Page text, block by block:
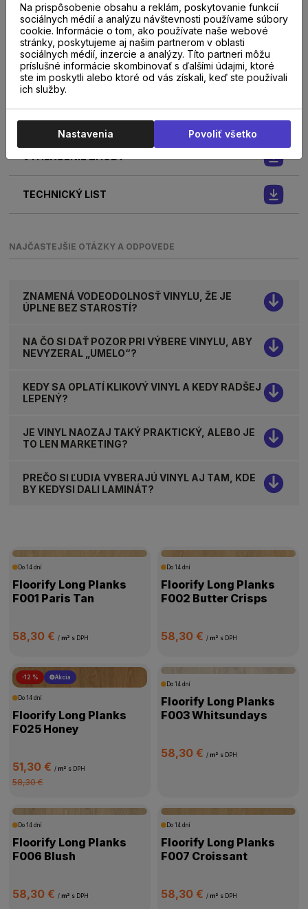
NA STIAHNUTIE
NÁVOD NA POKLÁDKU
ÚDRŽBA PODLÁH
VYHLÁSENIE ZHODY
TECHNICKÝ LIST
NAJČASTEJŠIE OTÁZKY A ODPOVEDE
ZNAMENÁ VODEODOLNOSŤ VINYLU, ŽE JE
ÚPLNE BEZ STAROSTÍ?
NA ČO SI DAŤ POZOR PRI VÝBERE VINYLU, ABY
NEVYZERAL „UMELO“?
KEDY SA OPLATÍ KLIKOVÝ VINYL A KEDY RADŠEJ
LEPENÝ?
JE VINYL NAOZAJ TAKÝ PRAKTICKÝ, ALEBO JE
TO LEN MARKETING?
PREČO SI ĽUDIA VYBERAJÚ VINYL AJ TAM, KDE
BY KEDYSI DALI LAMINÁT?
Do 14 dní
Floorify Long Planks
F001 Paris Tan
58,30 €/ m² s DPH
Do 14 dní
Floorify Long Planks
F002 Butter Crisps
58,30 € / m² s DPH
-12 % Akcia
Do 14 dní
Floorify Long Planks
F025 Honey
51,30 €/ m² s DPH
58,30 €
Do 14 dní
Floorify Long Planks
F003 Whitsundays
58,30 € / m² s DPH
Do 14 dní
Floorify Long Planks
F006 Blush
58,30 €/ m² s DPH
Do 14 dní
Floorify Long Planks
F007 Croissant
58,30 € / m² s DPH
Na prispôsobenie obsahu a reklám, poskytovanie funkcií
sociálnych médií a analýzu návštevnosti používame súbory
cookie. Informácie o tom, ako používate naše webové
stránky, poskytujeme aj našim partnerom v oblasti
sociálnych médií, inzercie a analýzy. Títo partneri môžu
príslušné informácie skombinovať s ďalšími údajmi, ktoré
ste im poskytli alebo ktoré od vás získali, keď ste používali
ich služby.
Nastavenia Povoliť všetko